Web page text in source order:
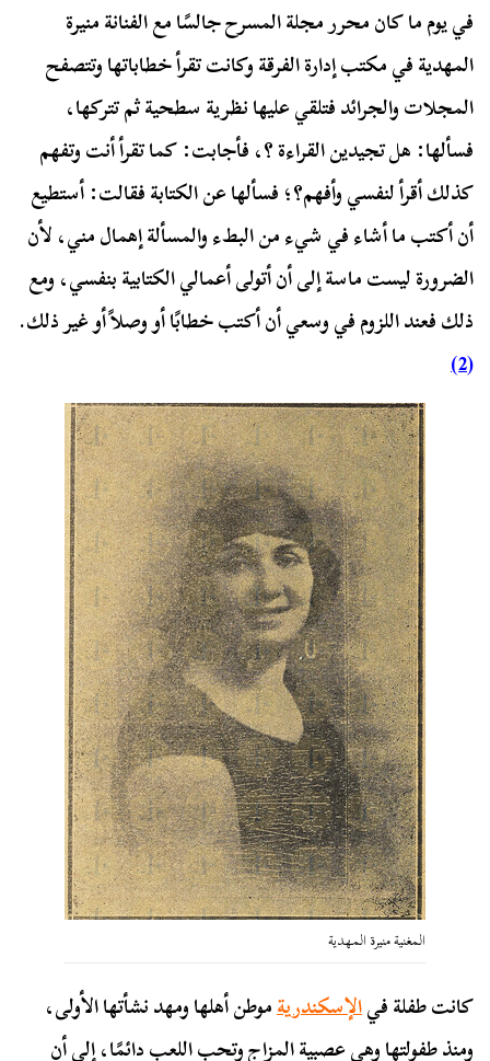
في يوم ما كان محرر مجلة المسرح جالسًا مع الفنانة منيرة
المهدية في مكتب إدارة الفرقة وكانت تقرأ خطاباتها وتتصفح
المجلات والجرائد فتلقي عليها نظرية سطحية ثم تتركها،
فسألها: هل تجيدين القراءة ؟، فأجابت: كما تقرأ أنت وتفهم
كذلك أقرأ لنفسي وأفهم؟؛ فسألها عن الكتابة فقالت: أستطيع
أن أكتب ما أشاء في شيء من البطء والمسألة إهمال مني، لأن
الضرورة ليست ماسة إلى أن أتولى أعمالي الكتابية بنفسي، ومع
ذلك فعند اللزوم في وسعي أن أكتب خطابًا أو وصلاً أو غير ذلك.
(2)
المغنية منيرة المهدية
كانت طفلة فيالإسكندريةموطن أهلها ومهد نشأتها الأولى،
ومنذ طفولتها وهي عصبية المزاج وتحب اللعب دائمًا، إلى أن